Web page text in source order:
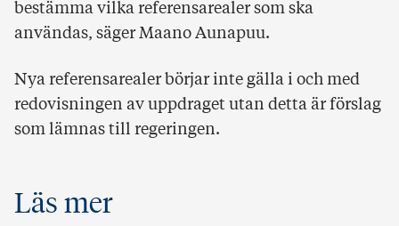
bestämma vilka referensarealer som ska
användas, säger Maano Aunapuu.
Nya referensarealer börjar inte gälla i och med
redovisningen av uppdraget utan detta är förslag
som lämnas till regeringen.
Läs mer